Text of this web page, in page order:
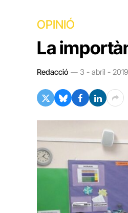
OPINIÓ
La
Redacció 3 - abril -